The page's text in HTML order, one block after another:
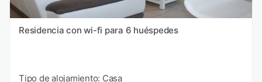
Residencia con wi-fi para 6 huéspedes
Tipo de alojamiento: Casa